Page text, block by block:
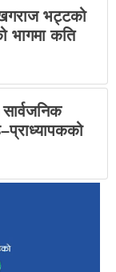
भट्टको
भागमा कति